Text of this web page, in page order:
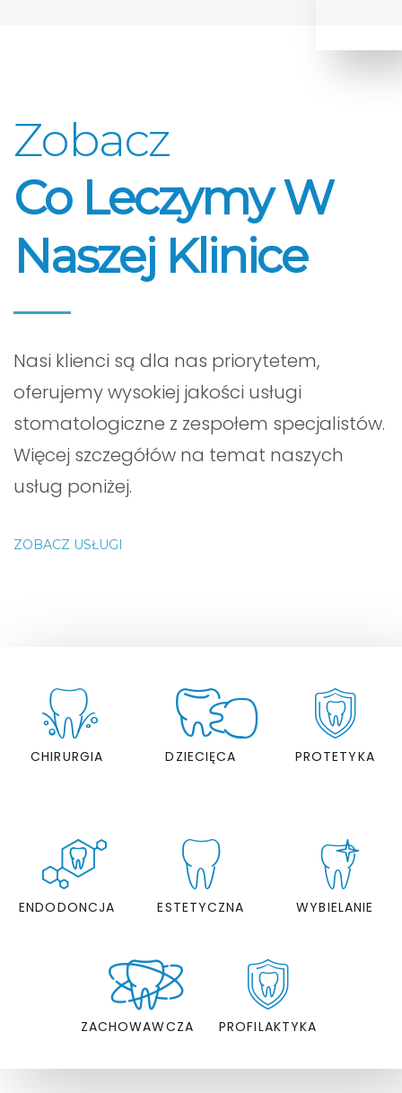
Zobacz
Co Leczymy W
Naszej Klinice
Nasi klienci są dla nas priorytetem,
oferujemy wysokiej jakości usługi
stomatologiczne z zespołem specjalistów.
Więcej szczegółów na temat naszych
usług poniżej.
ZOBACZ USŁUGI
CHIRURGIA DZIECIĘCA PROTETYKA
ENDODONCJA ESTETYCZNA WYBIELANIE
ZACHOWAWCZA PROFILAKTYKA